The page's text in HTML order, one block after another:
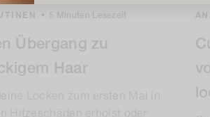
• 5 Minuten Lesezeit
Übergang zu
Haar